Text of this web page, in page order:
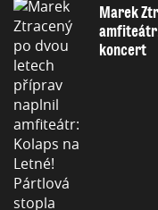
Marek
koncert